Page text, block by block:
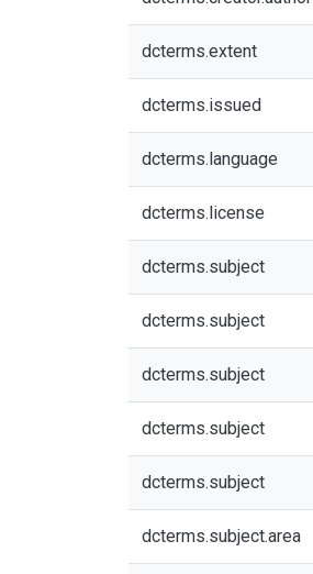
dcterms.extent
dcterms.issued
dcterms.language
dcterms.license
dcterms.subject
dcterms.subject
dcterms.subject
dcterms.subject
dcterms.subject
dcterms.subject.area